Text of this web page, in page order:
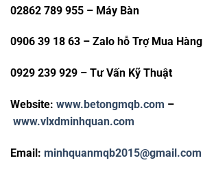
02862 789 955 – Máy Bàn
0906 39 18 63 – Zalo hỗ Trợ Mua Hàng
0929 239 929 – Tư Vấn Kỹ Thuật
Website: www.betongmqb.com –
www.vlxdminhquan.com
Email: minhquanmqb2015@gmail.com